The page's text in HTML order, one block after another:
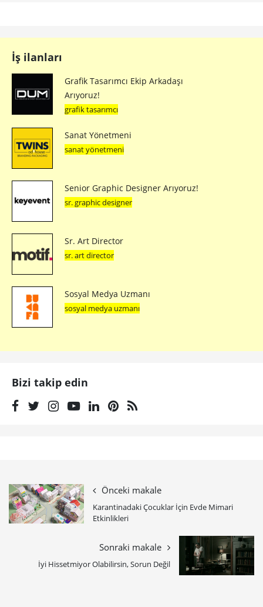
İş ilanları
Grafik Tasarımcı Ekip Arkadaşı
Arıyoruz!
grafik tasarımcı
Sanat Yönetmeni
sanat yönetmeni
Senior Graphic Designer Arıyoruz!
sr. graphic designer
Sr. Art Director
sr. art director
Sosyal Medya Uzmanı
sosyal medya uzmanı
Bizi takip edin
Önceki makale
Karantinadaki Çocuklar İçin Evde Mimari
Etkinlikleri
Sonraki makale
İyi Hissetmiyor Olabilirsin, Sorun Değil